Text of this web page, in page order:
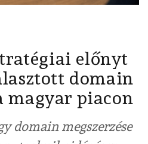
előnyt
domain
magyar piacon
domain megszerzése